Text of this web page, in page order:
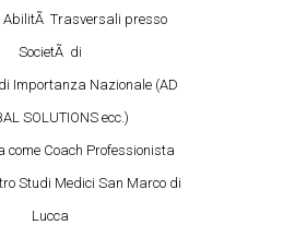
AbilitÃ Trasversali presso
SocietÃ di
Importanza Nazionale (AD
SOLUTIONS ecc.)
Coach Professionista
Studi Medici San Marco di
Lucca